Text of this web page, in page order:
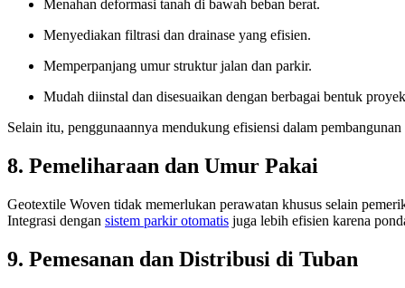
Menahan deformasi tanah di bawah beban berat.
Menyediakan filtrasi dan drainase yang efisien.
Memperpanjang umur struktur jalan dan parkir.
Mudah diinstal dan disesuaikan dengan berbagai bentuk
Selain itu, penggunaannya mendukung efisiensi dalam pembangunan
8. Pemeliharaan dan Umur Pakai
Geotextile Woven tidak memerlukan perawatan khusus selain
Integrasi dengan sistem parkir otomatis juga lebih efisien karena
9. Pemesanan dan Distribusi di Tuban